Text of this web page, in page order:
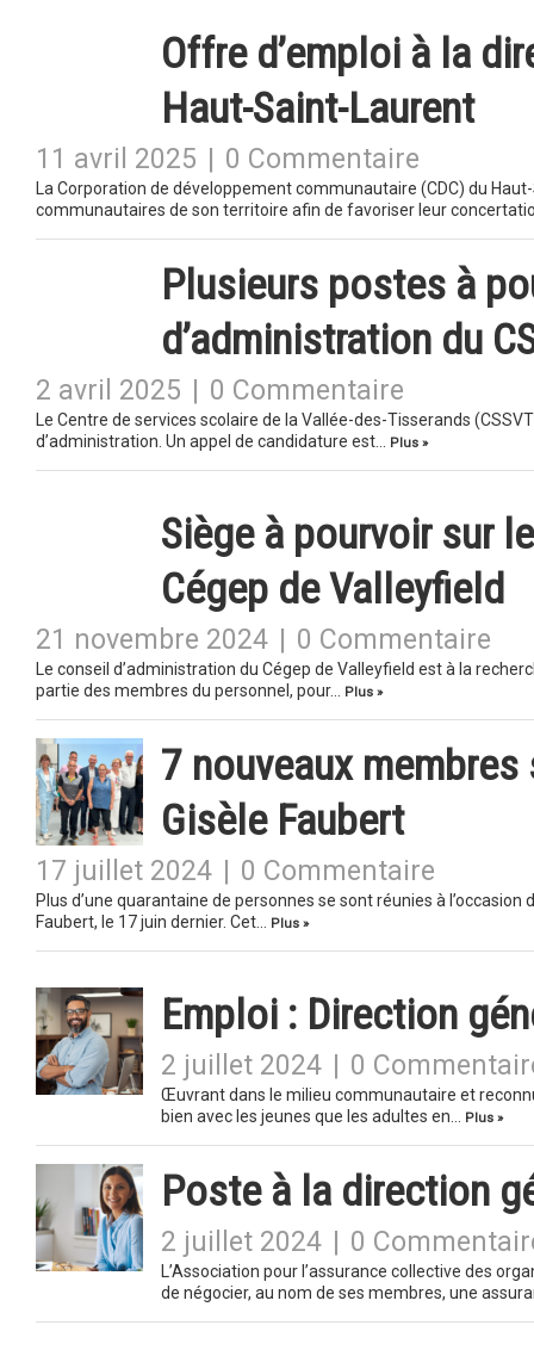
Offre d’emploi à la
Haut-Saint-Laurent
11 avril 2025 0 Commentaire
La Corporation de développement communautaire (CDC) du
communautaires de son territoire afin de favoriser leur
Plusieurs postes à
d’administration du
2 avril 2025 0 Commentaire
Le Centre de services scolaire de la Vallée-des-Tisserands
d’administration. Un appel de candidature est…
Plus »
Siège à pourvoir sur
Cégep de Valleyfield
21 novembre 2024 0 Commentaire
Le conseil d’administration du Cégep de Valleyfield est à la
partie des membres du personnel, pour…
Plus »
7 nouveaux
Gisèle Faubert
17 juillet 2024 0 Commentaire
Plus d’une quarantaine de personnes se sont réunies à
Faubert, le 17 juin dernier. Cet…
Plus »
Emploi : Direction
2 juillet 2024 0
Œuvrant dans le milieu communautaire et
bien avec les jeunes que les adultes en…
Plus »
Poste à la direction
2 juillet 2024 0
L’Association pour l’assurance collective des
de négocier, au nom de ses membres, une